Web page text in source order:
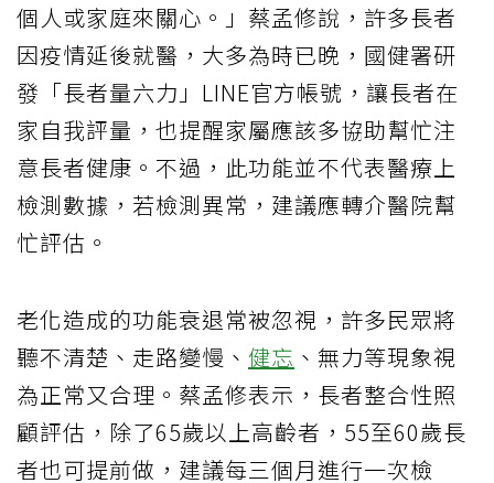
個人或家庭來關心。」蔡孟修說，許多長者
因疫情延後就醫，大多為時已晚，國健署研
發「長者量六力」LINE官方帳號，讓長者在
家自我評量，也提醒家屬應該多協助幫忙注
意長者健康。不過，此功能並不代表醫療上
檢測數據，若檢測異常，建議應轉介醫院幫
忙評估。
老化造成的功能衰退常被忽視，許多民眾將
聽不清楚、走路變慢、 健忘 、無力等現象視
為正常又合理。蔡孟修表示，長者整合性照
顧評估，除了65歲以上高齡者，55至60歲長
者也可提前做，建議每三個月進行一次檢